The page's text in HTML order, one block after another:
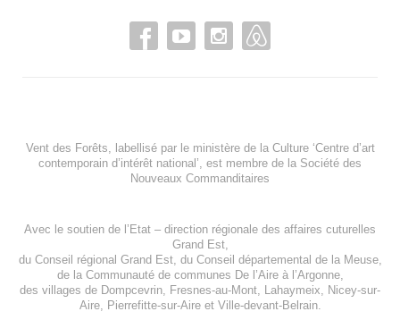
Vent des Forêts, labellisé par le ministère de la Culture ‘Centre d’art
contemporain d’intérêt national’, est membre de la Société des
Nouveaux Commanditaires
Avec le soutien de l’Etat – direction régionale des affaires cuturelles
Grand Est,
du Conseil régional Grand Est, du Conseil départemental de la Meuse,
de la Communauté de communes De l’Aire à l’Argonne,
des villages de Dompcevrin Fresnes-au-Mont Lahaymeix
Nicey-sur-
Aire, Pierrefitte-sur-Aireet Ville-devant-Belrain.